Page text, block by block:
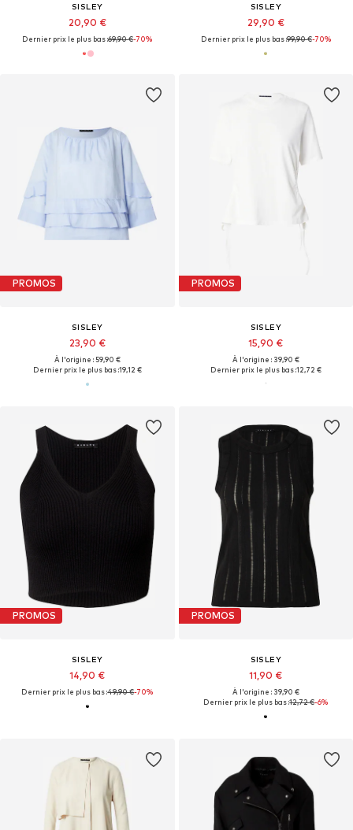
SISLEY
20,90 €
Dernier prix le plus bas :69,90 €-70%
SISLEY
29,90 €
Dernier prix le plus bas :99,90 €-70%
PROMOS
SISLEY
23,90 €
À l'origine : 59,90 €
Dernier prix le plus bas :19,12 €
PROMOS
SISLEY
15,90 €
À l'origine : 39,90 €
Dernier prix le plus bas :12,72 €
PROMOS
SISLEY
14,90 €
Dernier prix le plus bas :49,90 €-70%
PROMOS
SISLEY
11,90 €
À l'origine : 39,90 €
Dernier prix le plus bas :12,72 €-6%